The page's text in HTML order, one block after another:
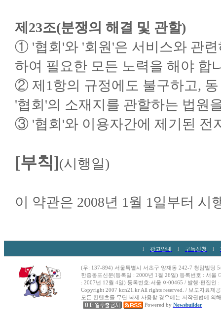
제23조(분쟁의 해결 및 관할)
① '협회'와 '회원'은 서비스와 관
하여 필요한 모든 노력을 해야 합
② 제1항의 규정에도 불구하고,
'협회'의 소재지를 관할하는 법원
③ '협회'와 이용자간에 제기된 전
[부칙](시행일)
이 약관은 2008년 1월 1일부터 시
l 광고안내 l 구독신청 l
(우: 137-894) 서울특별시 서초구 양재동 242-7 청암빌딩
한중동포신문(등록일 : 2000년 1월 26일) 등록번호 : 서울
: 2007년 12월 4일) 등록번호:서울 아00465 / 발행·편집인
Copyright 2007 kcn21.kr All rights reserved. / 보도자료제
모든 컨텐츠를 무단 복제 사용할 경우에는 저작권법에 의
Powered by Newsbuilder